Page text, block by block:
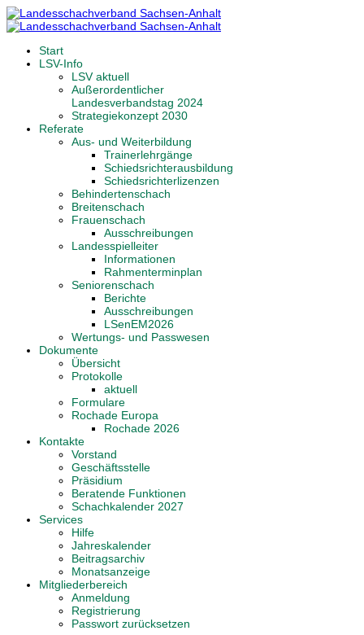
Start
LSV-Info
LSV aktuell
Außerordentlicher
Landesverbandstag 2024
Strategiekonzept 2030
Referate
Aus- und Weiterbildung
Trainerlehrgänge
Schiedsrichterausbildung
Schiedsrichterlizenzen
Behindertenschach
Breitenschach
Frauenschach
Ausschreibungen
Landesspielleiter
Informationen
Rahmenterminplan
Seniorenschach
Berichte
Ausschreibungen
LSenEM2026
Wertungs- und Passwesen
Dokumente
Übersicht
Protokolle
aktuell
Formulare
Rochade Europa
Rochade 2026
Kontakte
Vorstand
Geschäftsstelle
Präsidium
Beratende Funktionen
Schachkalender 2027
Services
Hilfe
Jahreskalender
Beitragsarchiv
Monatsanzeige
Mitgliederbereich
Anmeldung
Registrierung
Passwort zurücksetzen